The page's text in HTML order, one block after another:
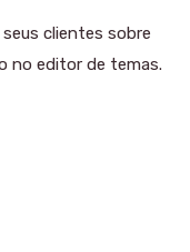
clientes sobre
no editor de temas.